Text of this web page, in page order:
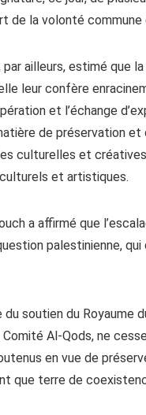
de la volonté
ailleurs, estimé que
leur confère
et l’échange
de préservation
culturelles et
et artistiques.
a affirmé que
palestinienne,
soutien du Royaume
Al-Qods, ne
en vue de
que terre de